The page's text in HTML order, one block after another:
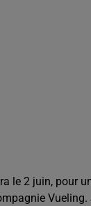
le 2 juin, pour
Vueling.